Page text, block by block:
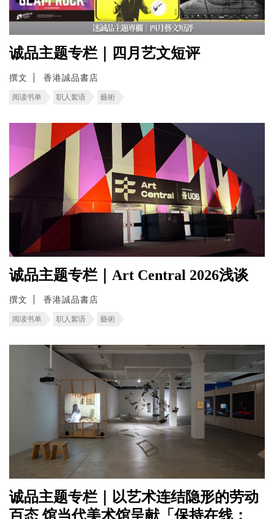
诚品主题专栏｜四月艺文短评
撰文 香港誠品書店
阅读书单 职人絮语 藝術
诚品主题专栏｜Art Central 2026浅谈
撰文 香港誠品書店
阅读书单 职人絮语 藝術
诚品主题专栏｜以艺术连结隐形的劳动
百态 馆当代美术馆呈献「保持在线：